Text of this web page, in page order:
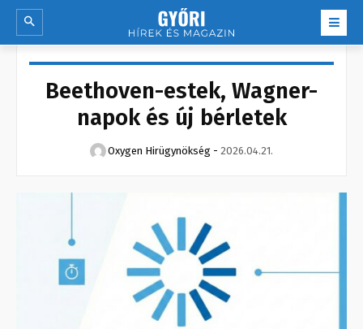
Beethoven-estek, Wagner-
napok és új bérletek
Oxygen Hirügynökség - 2026.04.21.